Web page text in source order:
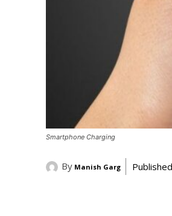
Smartphone Charging
By Manish Garg